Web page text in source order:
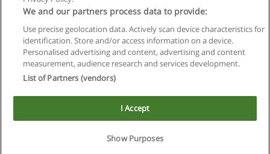
Solicita información
Privacidad de datos
Contactar con Educaedu
Copyright © Educaedu Business S.L. - CIF : B-95610580: -
We and our partners process data to provide:
Use precise geolocation data. Actively scan device characteristics for
identification. Store and/or access information on a device.
Personalised advertising and content, advertising and content
measurement, audience research and services development.
List of Partners (vendors)
I Accept
Show Purposes